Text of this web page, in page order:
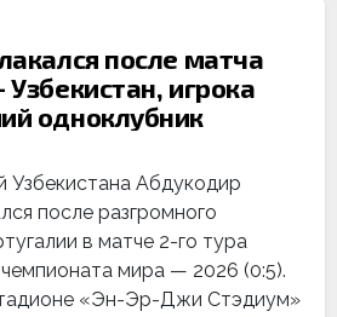
после матча
игрока
одноклубник
Узбекистана Абдукодир
после разгромного
в матче 2-го тура
мира — 2026 (0:5).
«Эн-Эр-Джи Стэдиум»